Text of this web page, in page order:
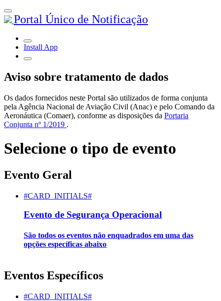
Portal Único de Notificação
Install App
Aviso sobre tratamento de dados
Os dados fornecidos neste Portal são utilizados de forma conjunta
pela Agência Nacional de Aviação Civil (Anac) e pelo Comando da
Aeronáutica (Comaer), conforme as disposições da Portaria
Conjunta nº 1/2019 .
Selecione o tipo de evento
Evento Geral
#CARD_INITIALS#
Evento de Segurança Operacional
São todos os eventos não enquadrados em uma das
opções específicas abaixo
Eventos Específicos
#CARD_INITIALS#